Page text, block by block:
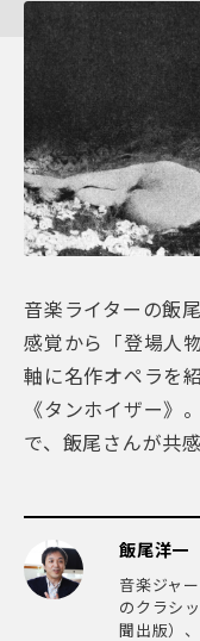
音楽ライターの飯
感覚から「登場人
軸に名作オペラを
《タンホイザー》
で、飯尾さんが共
飯尾洋一
音楽ジャ
のクラシ
聞出版）